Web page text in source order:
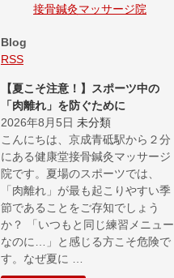
接骨鍼灸マッサージ院
Blog
RSS
【夏こそ注意！】スポーツ中の
「肉離れ」を防ぐために
2026年8月5日 未分類
こんにちは、京成青砥駅から２分
にある健康堂接骨鍼灸マッサージ
院です。夏場のスポーツでは、
「肉離れ」が最も起こりやすい季
節であることをご存知でしょう
か？ 「いつもと同じ練習メニュー
なのに…」と感じる方こそ危険で
す。なぜ夏に …